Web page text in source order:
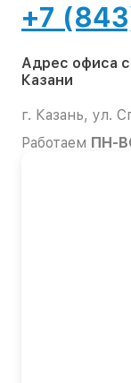
+7
Адрес офиса
Казани
г. Казань, ул.
Работаем ПН-